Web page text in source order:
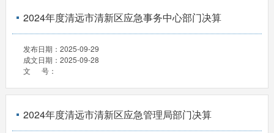
2024年度清远市清新区应急事务中心部门决算
发布日期： 2025-09-29
成文日期： 2025-09-28
文 号：
2024年度清远市清新区应急管理局部门决算